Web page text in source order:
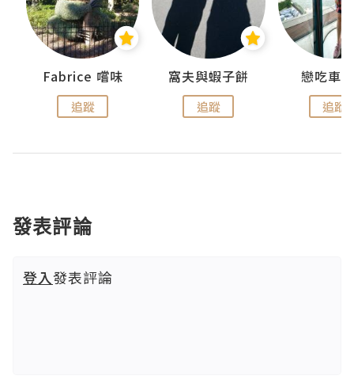
Fabrice 嚐味
追蹤
窩夫與蝦子餅
追蹤
戀吃車
追蹤
發表評論
登入發表評論